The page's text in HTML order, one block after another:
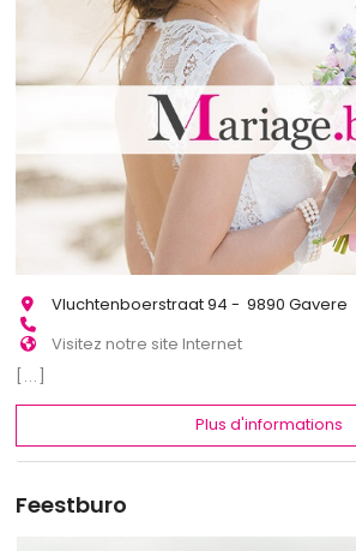
Vluchtenboerstraat 94 - 9890 Gavere
Visitez notre site Internet
[...]
Plus d'informations
Feestburo